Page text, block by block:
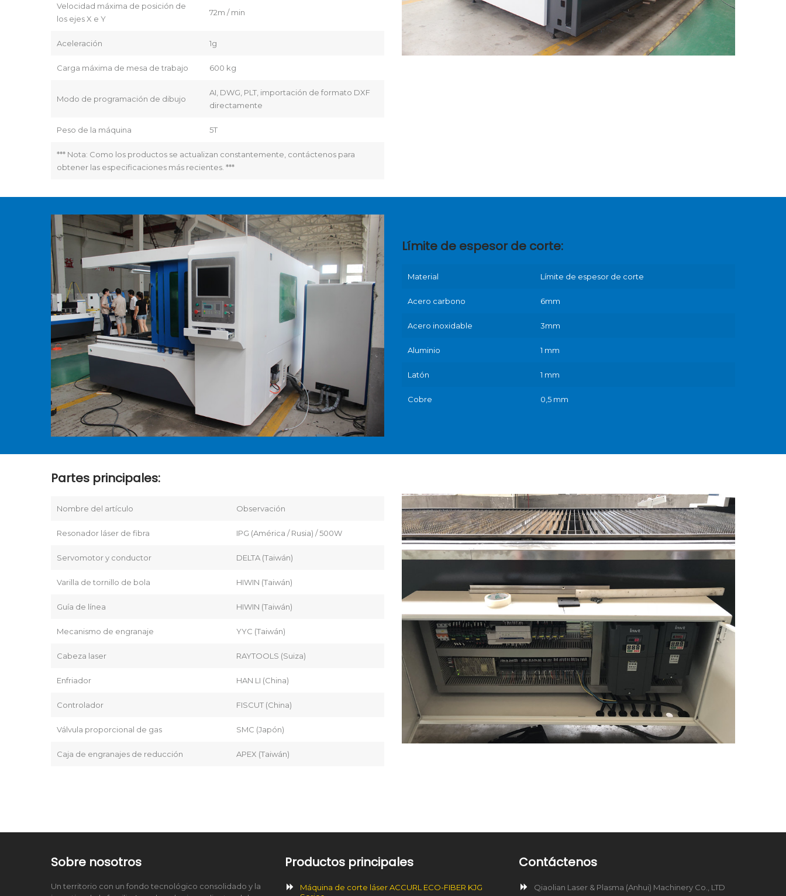
Velocidad máxima de posición de
los ejes X e Y
72m / min
Aceleración 1g
Carga máxima de mesa de trabajo 600 kg
Modo de programación de dibujo
AI, DWG, PLT, importación de formato DXF
directamente
Peso de la máquina 5T
*** Nota: Como los productos se actualizan constantemente, contáctenos para
obtener las especificaciones más recientes. ***
Límite de espesor de corte:
Material Límite de espesor de corte
Acero carbono 6mm
Acero inoxidable 3mm
Aluminio 1 mm
Latón 1 mm
Cobre 0,5 mm
Partes principales:
Nombre del artículo Observación
Resonador láser de fibra IPG (América / Rusia) / 500W
Servomotor y conductor DELTA (Taiwán)
Varilla de tornillo de bola HIWIN (Taiwán)
Guía de línea HIWIN (Taiwán)
Mecanismo de engranaje YYC (Taiwán)
Cabeza laser RAYTOOLS (Suiza)
Enfriador HAN LI (China)
Controlador FISCUT (China)
Válvula proporcional de gas SMC (Japón)
Caja de engranajes de reducción APEX (Taiwán)
Sobre nosotros
Un territorio con un fondo tecnológico consolidado y la
Productos principales
Máquina de corte láser ACCURL ECO-FIBER KJG
Contáctenos
Qiaolian Laser & Plasma (Anhui) Machinery Co., LTD